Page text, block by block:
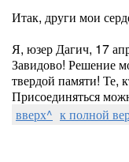
Итак, други мои
Я, юзер Дагич, 17
Завидово! Решение
твердой памяти! Те,
Присоединяться
вверх^ к полной